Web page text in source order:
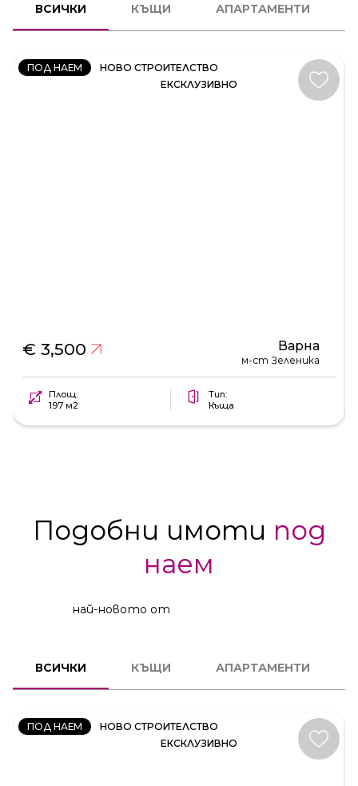
ВСИЧКИ КЪЩИ АПАРТАМЕНТИ
ПОД НАЕМ
НОВО СТРОИТЕЛСТВО
ЕКСКЛУЗИВНО
КЪЩА
КОД:
35414
€ 3,500 Варна
м-ст Зеленика
Площ:
197 м2
Тип:
Къща
Подобни имоти под
наем
най-новото от
ВСИЧКИ КЪЩИ АПАРТАМЕНТИ
ПОД НАЕМ
НОВО СТРОИТЕЛСТВО
ЕКСКЛУЗИВНО
КЪЩА
КОД:
35414